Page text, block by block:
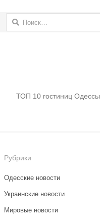
Найти:
ТОП 10 гостиниц Одессы
Рубрики
Одесские новости
Украинские новости
Мировые новости